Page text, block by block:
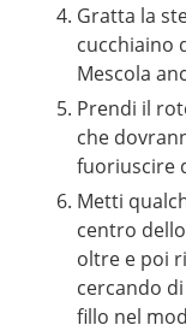
Gratta la
cucchiaino
Mescola
Prendi il
che
fuoriuscire
Metti
centro
oltre e poi
cercando
fillo nel